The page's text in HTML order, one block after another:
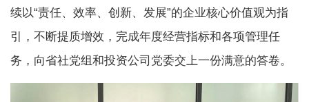
续以“责任、效率、创新、发展”的企业核心价值观为指
引，不断提质增效，完成年度经营指标和各项管理任
务，向省社党组和投资公司党委交上一份满意的答卷。